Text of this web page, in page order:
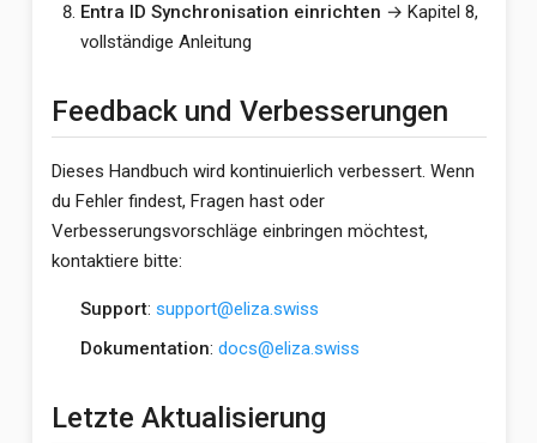
Entra ID Synchronisation einrichten → Kapitel 8,
vollständige Anleitung
Feedback und Verbesserungen
Dieses Handbuch wird kontinuierlich verbessert. Wenn
du Fehler findest, Fragen hast oder
Verbesserungsvorschläge einbringen möchtest,
kontaktiere bitte:
Support: support@eliza.swiss
Dokumentation: docs@eliza.swiss
Letzte Aktualisierung